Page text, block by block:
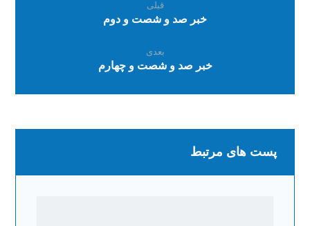
قبلی
خبر صد و شصت و دوم
بعدی
خبر صد و شصت و چهارم
پست های مرتبط